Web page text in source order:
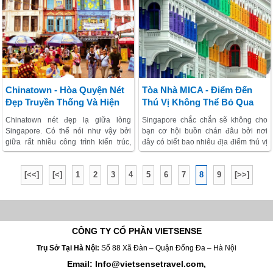
niềm tự hào của người dân đảo quốc
sư tử. Tại đây, người ta còn gọi với
một cái tên đầy thân mật ‘’nhà hát sầu
riêng’’ vì vẻ bề ngoài đầy cá biệt. Và
cái tên này dần dần trở thành thương
hiệu mang tầm cỡ quốc tế.
nhiên, nếu bạn đang thực hiện kế
hoạch trải nghiệm Singapore tiết
kiệm thì không thể bỏ qua những địa
chỉ mua bán giá rẻ. Hãy tìm đến
những khu chợ trờ ở quốc đảo sư tử.
Tại đó, tất cả mọi mặt hàng từ quần
áo thời trang với xu hưởng cực mốt
hay đồ thủ công, gia đụng... đều có
và rất đa dạng
Chinatown - Hòa Quyện Nét
Đẹp Truyền Thống Và Hiện
Đại Tại Lòng Singapore
Chinatown nét đẹp lạ giữa lòng
Singapore. Có thể nói như vậy bởi
giữa rất nhiều công trình kiến trúc,
những tòa nhà cao tầng hiện đại ở
đảo quốc này, Chinatown giống một
cơn gió cổ điển thổi vào lòng
Tòa Nhà MICA - Điểm Đến
Thú Vị Không Thể Bỏ Qua
Singapore chắc chắn sẽ không cho
bạn cơ hội buồn chán đâu bởi nơi
đây có biết bao nhiêu địa điểm thú vị
đang chờ đón. Nếu bạn đã khám phá
sở thú Singapore phong phú, đảo
Sentosa xinh đẹp, trong xanh, thiên
đường mua sắm Orchard, Nhà hát
vẹn.
[<<] [<] 1 2 3 4 5 6 7 8 9 [>>]
CÔNG TY CỔ PHẦN VIETSENSE
Trụ Sở Tại Hà Nội: Số 88 Xã Đàn – Quận Đống Đa – Hà Nội
Email: Info@vietsensetravel.com,